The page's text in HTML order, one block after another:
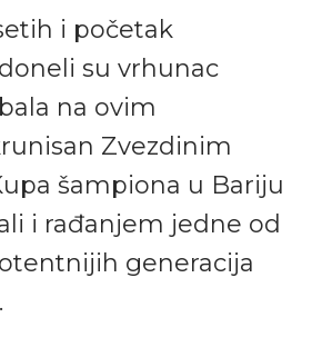
i početak
su vrhunac
na ovim
Zvezdinim
šampiona u Bariju
i rađanjem jedne od
generacija